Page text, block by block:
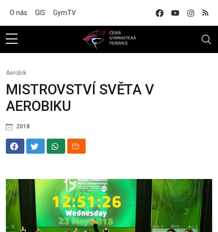
O nás GIS GymTV
Aerobik
MISTROVSTVÍ SVĚTA V
AEROBIKU
2018